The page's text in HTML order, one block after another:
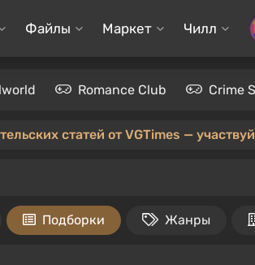
Файлы Маркет Чилл
Romance Club Crime
статей от VGTimes —
Подборки Жанры